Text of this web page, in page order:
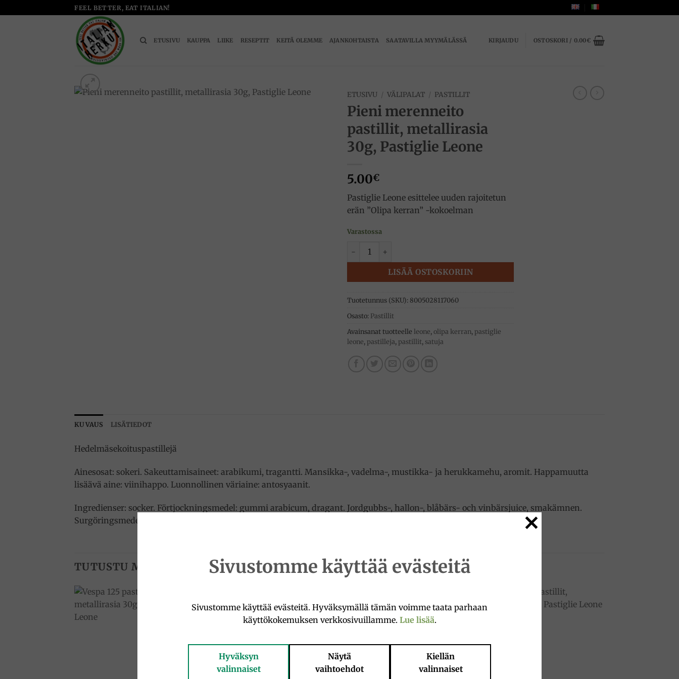
to
FEEL BETTER, EAT ITALIAN!
ETUSIVU KAUPPA LIIKE RESEPTIT KEITÄ OLEMME AJANKOHTAISTA SAATAVILLA MYYMÄLÄSSÄ KIRJAUDU OSTOSKORI / 0.00€
ETUSIVU / VÄLIPALAT / PASTILLIT
Pieni merenneito
pastillit, metallirasia
30g, Pastiglie Leone
5.00€
Pastiglie Leone esittelee uuden rajoitetun
erän ”Olipa kerran” -kokoelman
Varastossa
Pieni merenneito pastillit, metallirasia 30g, Pastiglie Leone määrä
LISÄÄ OSTOSKORIIN
Tuotetunnus (SKU): 8005028117060
Osasto: Pastillit
Avainsanat tuotteelle leone,olipa kerran,pastiglie
leone,pastilleja,pastillit, satuja
KUVAUS LISÄTIEDOT
Hedelmäsekoituspastillejä
Ainesosat: sokeri. Sakeuttamisaineet: arabikumi, tragantti. Mansikka-, vadelma-, mustikka- ja herukkamehu, aromit. Happamuutta
lisäävä aine: viinihappo. Luonnollinen väriaine: antosyaanit.
Ingredienser: socker. Förtjockningsmedel: gummi arabicum, dragant. Jordgubbs-, hallon-, blåbärs- och vinbärsjuice, smakämnen.
Surgöringsmedel: vinsyra. Naturligt färgämne: antocyaniner.
TUTUSTU MYÖS
Add to
wishlist
Add to
Sivustomme käyttää evästeitä
Sivustomme käyttää evästeitä. Hyväksymällä tämän voimme taata parhaan
käyttökokemuksen verkkosivuillamme. Lue lisää.
Hyväksyn
valinnaiset
Näytä
vaihtoehdot
Kiellän
valinnaiset